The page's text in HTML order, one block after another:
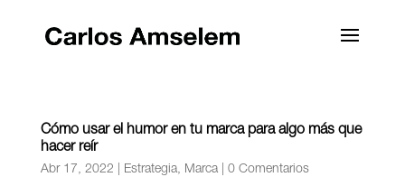
Cómo usar el humor en tu marca para algo más que
hacer reír
Abr 17, 2022 Estrategia, Marca| 0 Comentarios